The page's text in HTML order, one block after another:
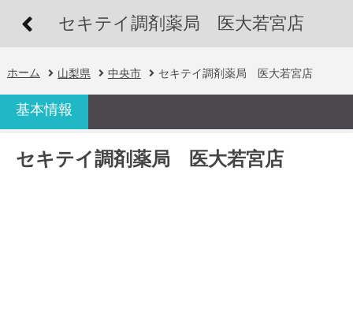
セキテイ調剤薬局 医大若宮店
ホーム 山梨県 中央市 セキテイ調剤薬局 医大若宮店
基本情報
セキテイ調剤薬局 医大若宮店